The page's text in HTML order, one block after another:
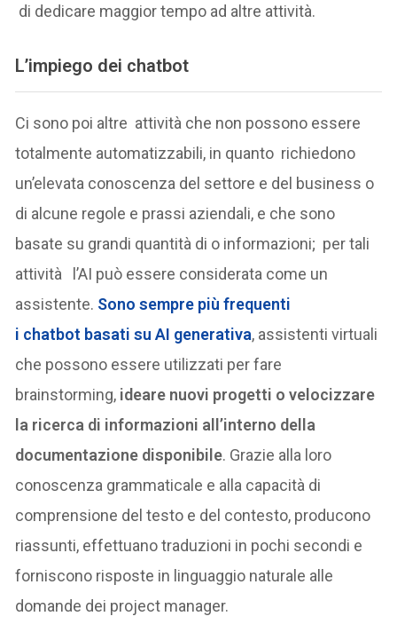
di dedicare maggior tempo ad altre attività.
L’impiego dei chatbot
Ci sono poi altre attività che non possono essere
totalmente automatizzabili, in quanto richiedono
un’elevata conoscenza del settore e del business o
di alcune regole e prassi aziendali, e che sono
basate su grandi quantità di o informazioni; per tali
attività l’AI può essere considerata come un
assistente. Sono sempre più frequenti
i chatbot basati su AI generativa, assistenti virtuali
che possono essere utilizzati per fare
brainstorming, ideare nuovi progetti o velocizzare
la ricerca di informazioni all’interno della
documentazione disponibile. Grazie alla loro
conoscenza grammaticale e alla capacità di
comprensione del testo e del contesto, producono
riassunti, effettuano traduzioni in pochi secondi e
forniscono risposte in linguaggio naturale alle
domande dei project manager.